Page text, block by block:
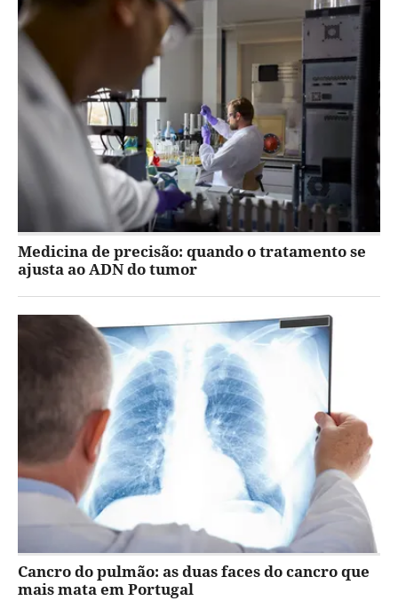
Medicina de precisão: quando o tratamento se
ajusta ao ADN do tumor
Cancro do pulmão: as duas faces do cancro que
mais mata em Portugal